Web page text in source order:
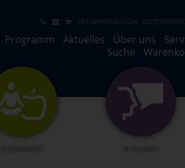
TEILNEHMERLOGIN
Programm Aktuelles Über uns
Suche
GESUNDHEIT SPRACHEN